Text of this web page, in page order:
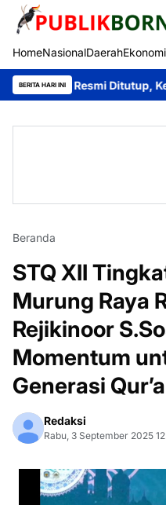
HomeNasionalDaerahEkonomi
BERITA HARI INIDitutup, Kecamatan
Beranda
STQ XII
Murung Raya
Rejikinoor
Momentum
Generasi
Redaksi
Rabu, 3 September 2025